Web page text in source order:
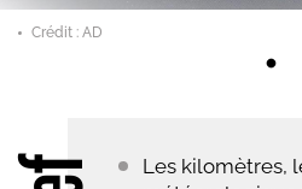
Les kilomètres,
Crédit : AD